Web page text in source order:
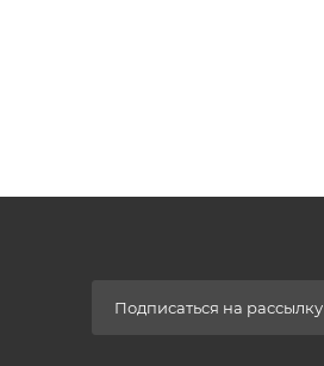
Подписаться на рассылку